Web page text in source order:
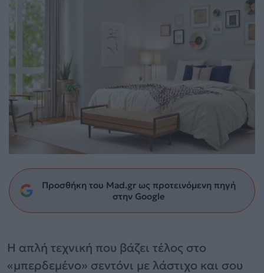
Προσθήκη του Mad.gr ως προτεινόμενη πηγή
στην Google
Η απλή τεχνική που βάζει τέλος στο
«μπερδεμένο» σεντόνι με λάστιχο και σου